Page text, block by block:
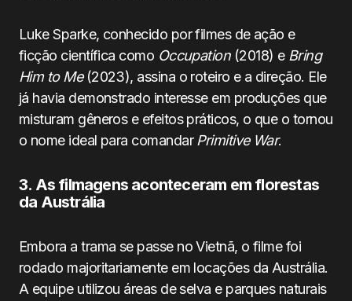
Luke Sparke, conhecido por filmes de ação e
ficção científica como Occupation(2018) e Bring
Him to Me(2023), assina o roteiro e a direção. Ele
já havia demonstrado interesse em produções que
misturam gêneros e efeitos práticos, o que o tornou
o nome ideal para comandar Primitive War.
3. As filmagens aconteceram em florestas
da Austrália
Embora a trama se passe no Vietnã, o filme foi
rodado majoritariamente em locações da Austrália.
A equipe utilizou áreas de selva e parques naturais